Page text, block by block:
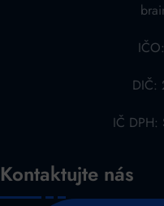
DIČ:
IČ DPH:
Kontaktujte nás